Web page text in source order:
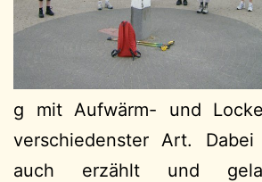
g mit Aufwärm- und
verschiedenster Art.
auch erzählt und